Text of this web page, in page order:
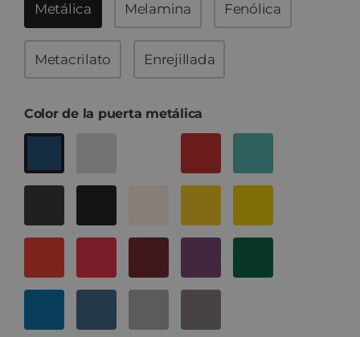
Metálica Melamina Fenólica
Metacrilato Enrejillada
Color de la puerta metálica